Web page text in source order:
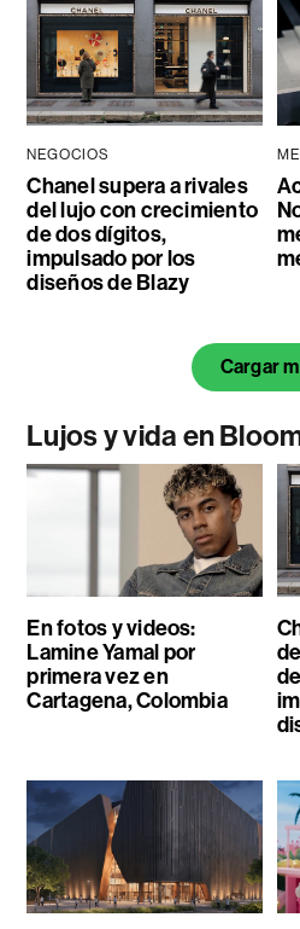
NEGOCIOS
Chanel supera a rivales
del lujo con crecimiento
de dos dígitos,
impulsado por los
diseños de Blazy
Cargar
Lujos y vida en
En fotos y videos:
Lamine Yamal por
primera vez en
Cartagena, Colombia